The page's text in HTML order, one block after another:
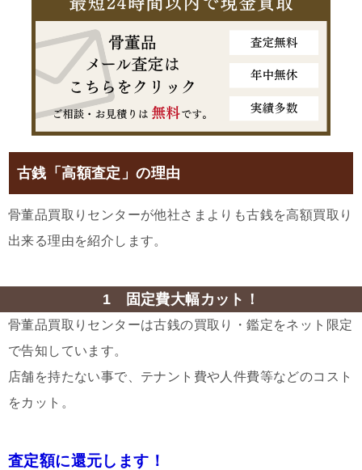
古銭「高額査定」の理由
骨董品買取りセンターが他社さまよりも古銭を高額買取り
出来る理由を紹介します。
1 固定費大幅カット！
骨董品買取りセンターは古銭の買取り・鑑定をネット限定
で告知しています。
店舗を持たない事で、テナント費や人件費等などのコスト
をカット。
査定額に還元します！